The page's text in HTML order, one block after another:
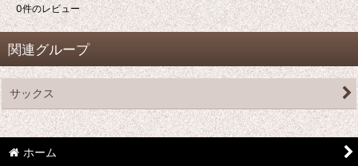
0件のレビュー
関連グループ
サックス
ホーム